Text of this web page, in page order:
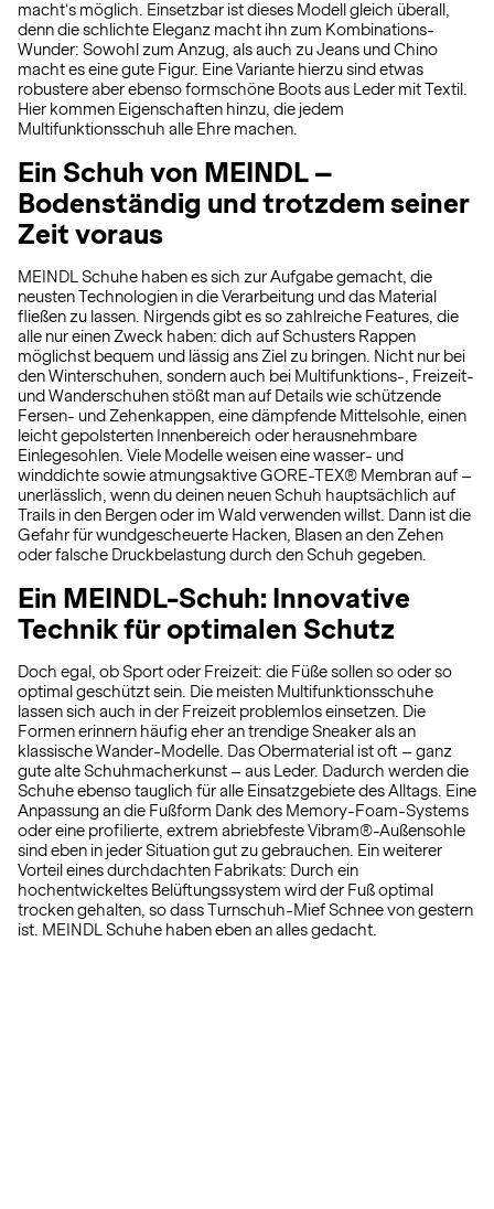
macht‘s möglich. Einsetzbar ist dieses Modell gleich überall,
denn die schlichte Eleganz macht ihn zum Kombinations-
Wunder: Sowohl zum Anzug, als auch zu Jeans und Chino
macht es eine gute Figur. Eine Variante hierzu sind etwas
robustere aber ebenso formschöne Boots aus Leder mit Textil.
Hier kommen Eigenschaften hinzu, die jedem
Multifunktionsschuh alle Ehre machen.
Ein Schuh von MEINDL –
Bodenständig und trotzdem seiner
Zeit voraus
MEINDL Schuhe haben es sich zur Aufgabe gemacht, die
neusten Technologien in die Verarbeitung und das Material
fließen zu lassen. Nirgends gibt es so zahlreiche Features, die
alle nur einen Zweck haben: dich auf Schusters Rappen
möglichst bequem und lässig ans Ziel zu bringen. Nicht nur bei
den Winterschuhen, sondern auch bei Multifunktions-, Freizeit-
und Wanderschuhen stößt man auf Details wie schützende
Fersen- und Zehenkappen, eine dämpfende Mittelsohle, einen
leicht gepolsterten Innenbereich oder herausnehmbare
Einlegesohlen. Viele Modelle weisen eine wasser- und
winddichte sowie atmungsaktive GORE-TEX® Membran auf –
unerlässlich, wenn du deinen neuen Schuh hauptsächlich auf
Trails in den Bergen oder im Wald verwenden willst. Dann ist die
Gefahr für wundgescheuerte Hacken, Blasen an den Zehen
oder falsche Druckbelastung durch den Schuh gegeben.
Ein MEINDL-Schuh: Innovative
Technik für optimalen Schutz
Doch egal, ob Sport oder Freizeit: die Füße sollen so oder so
optimal geschützt sein. Die meisten Multifunktionsschuhe
lassen sich auch in der Freizeit problemlos einsetzen. Die
Formen erinnern häufig eher an trendige Sneaker als an
klassische Wander-Modelle. Das Obermaterial ist oft – ganz
gute alte Schuhmacherkunst – aus Leder. Dadurch werden die
Schuhe ebenso tauglich für alle Einsatzgebiete des Alltags. Eine
Anpassung an die Fußform Dank des Memory-Foam-Systems
oder eine profilierte, extrem abriebfeste Vibram®-Außensohle
sind eben in jeder Situation gut zu gebrauchen. Ein weiterer
Vorteil eines durchdachten Fabrikats: Durch ein
hochentwickeltes Belüftungssystem wird der Fuß optimal
trocken gehalten, so dass Turnschuh-Mief Schnee von gestern
ist. MEINDL Schuhe haben eben an alles gedacht.